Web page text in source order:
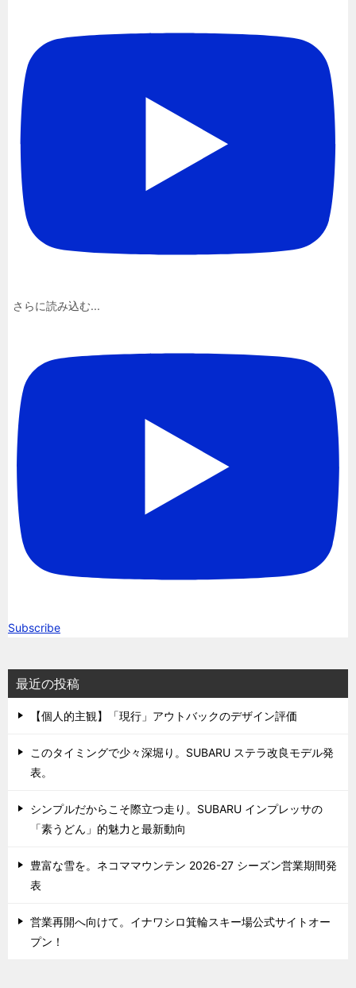
さらに読み込む...
Subscribe
最近の投稿
【個人的主観】「現行」アウトバックのデザイン評価
このタイミングで少々深堀り。SUBARU ステラ改良モデル発
表。
シンプルだからこそ際立つ走り。SUBARU インプレッサの
「素うどん」的魅力と最新動向
豊富な雪を。ネコママウンテン 2026-27 シーズン営業期間発
表
営業再開へ向けて。イナワシロ箕輪スキー場公式サイトオー
プン！